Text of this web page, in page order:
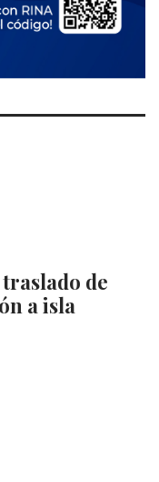
de
a isla